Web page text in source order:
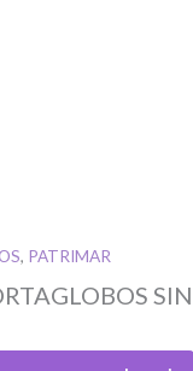
, PATRIMAR
Si tenés